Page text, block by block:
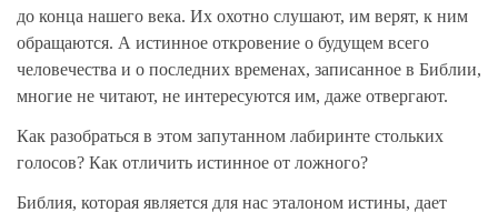
до конца нашего века. Их охотно слушают, им верят, к ним
обращаются. А истинное откровение о будущем всего
человечества и о последних временах, записанное в Библии,
многие не читают, не интересуются им, даже отвергают.
Как разобраться в этом запутанном лабиринте стольких
голосов? Как отличить истинное от ложного?
Библия, которая является для нас эталоном истины, дает